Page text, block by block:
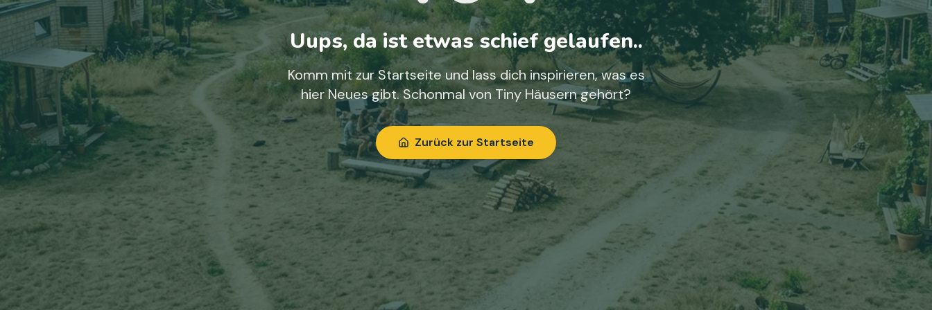
Uups, da ist etwas schief gelaufen..
Komm mit zur Startseite und lass dich inspirieren, was es
hier Neues gibt. Schonmal von Tiny Häusern gehört?
Zurück zur Startseite